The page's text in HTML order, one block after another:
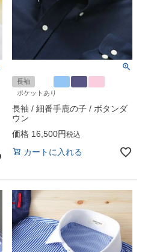
長袖
ポケットあり
長袖 / 細番手鹿の子 / ボタンダ
ウン
価格 16,500 税込
カートに入れる